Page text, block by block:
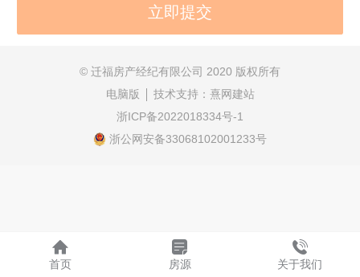
© 迁福房产经纪有限公司 2020 版权所有
电脑版
技术支持： 熹网建站
浙ICP备2022018334号-1
浙公网安备33068102001233号
首页 房源 关于我们